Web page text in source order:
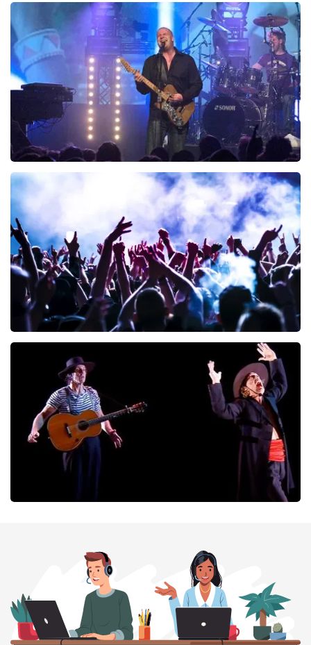
40 45 De Musical
243laatste 30 minuten
BESTEL NU
BESTEL NU
166laatste 30 minuten
BESTEL NU
BESTEL NU